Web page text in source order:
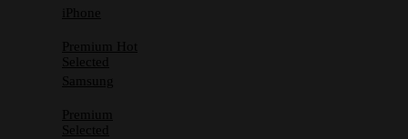
iPhone
Premium
Selected
Samsung
Premium
Selected